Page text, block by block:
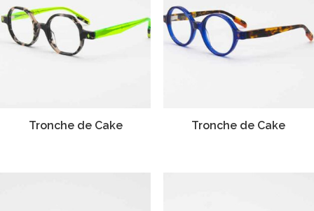
Tronche de Cake Tronche de Cake